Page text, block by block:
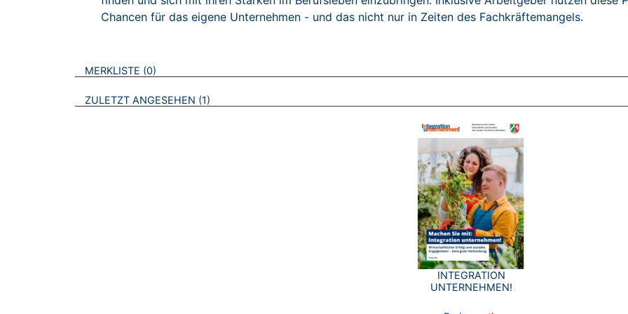
Chancen für das eigene Unternehmen - und das nicht nur in Zeiten des Fachkräftemangels.
VERWEISE AUF VERMERKTE- ODER ZULETZT ANGESEHENE BROSCHÜREN
MERKLISTE 0
ZULETZT ANGESEHEN 1
INTEGRATION
UNTERNEHMEN!